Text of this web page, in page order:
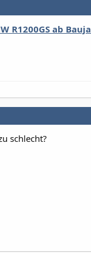
R1200GS ab
schlecht?